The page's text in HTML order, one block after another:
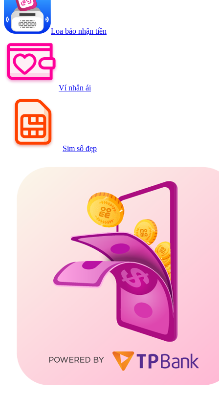
Loa báo nhận tiền
Ví nhân ái
Sim số đẹp